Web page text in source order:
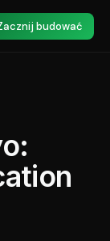
budować